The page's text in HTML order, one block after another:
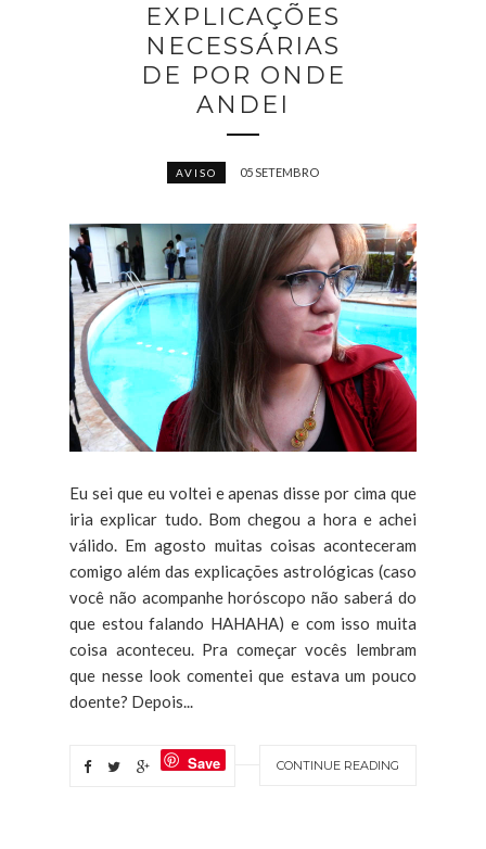
EXPLICAÇÕES
NECESSÁRIAS
DE POR ONDE
ANDEI
AVISO 05 SETEMBRO
Eu sei que eu voltei e apenas disse por cima que
iria explicar tudo. Bom chegou a hora e achei
válido. Em agosto muitas coisas aconteceram
comigo além das explicações astrológicas (caso
você não acompanhe horóscopo não saberá do
que estou falando HAHAHA) e com isso muita
coisa aconteceu. Pra começar vocês lembram
que nesse look comentei que estava um pouco
doente? Depois...
CONTINUE READING
Save